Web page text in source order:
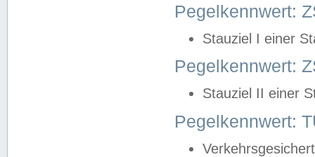
Pegelkennwert:
Stauziel I einer
Pegelkennwert:
Stauziel II einer
Pegelkennwert: